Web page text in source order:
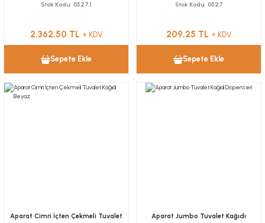
Stok Kodu 0527.1
2.362,50 TL + KDV
Sepete Ekle
Stok Kodu 0527
209,25 TL + KDV
Sepete Ekle
Aparat Cimri İçten Çekmeli Tuvalet
Aparat Jumbo Tuvalet Kağıdı